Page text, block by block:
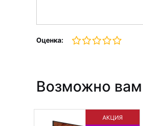
Оценка:
Возможно вам
АКЦИЯ